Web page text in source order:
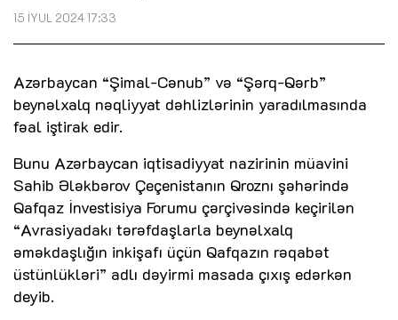
15 İYUL 2024 17:33
Azərbaycan “Şimal-Cənub” və “Şərq-Qərb”
beynəlxalq nəqliyyat dəhlizlərinin yaradılmasında
fəal iştirak edir.
Bunu Azərbaycan iqtisadiyyat nazirinin müavini
Sahib Ələkbərov Çeçenistanın Qroznı şəhərində
Qafqaz İnvestisiya Forumu çərçivəsində keçirilən
“Avrasiyadakı tərəfdaşlarla beynəlxalq
əməkdaşlığın inkişafı üçün Qafqazın rəqabət
üstünlükləri” adlı dəyirmi masada çıxış edərkən
deyib.